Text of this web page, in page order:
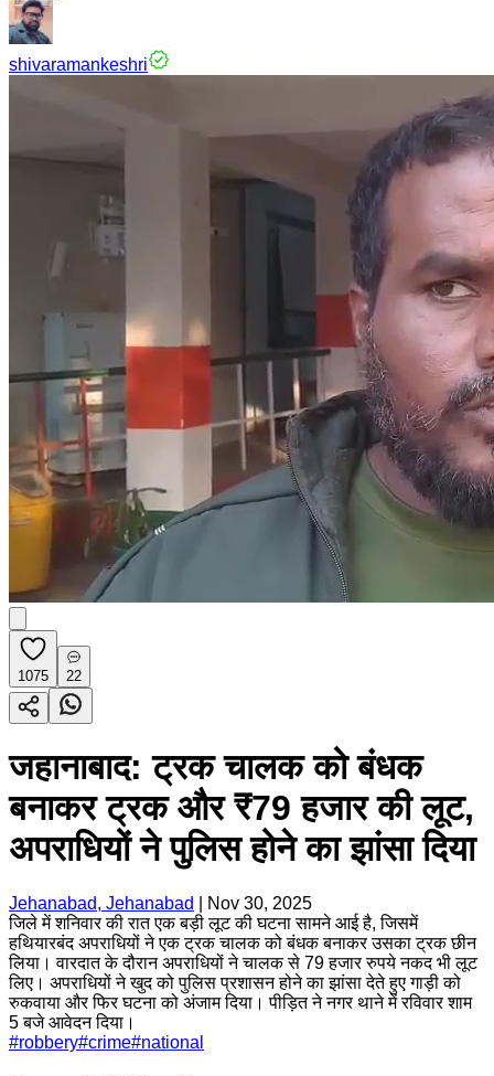
shivaramankeshri
1075 22
जहानाबाद: ट्रक चालक को बंधक
बनाकर ट्रक और ₹79 हजार की लूट,
अपराधियों ने पुलिस होने का झांसा दिया
Jehanabad, Jehanabad
Nov 30, 2025
जिले में शनिवार की रात एक बड़ी लूट की घटना सामने आई है, जिसमें
हथियारबंद अपराधियों ने एक ट्रक चालक को बंधक बनाकर उसका ट्रक छीन
लिया। वारदात के दौरान अपराधियों ने चालक से 79 हजार रुपये नकद भी लूट
लिए। अपराधियों ने खुद को पुलिस प्रशासन होने का झांसा देते हुए गाड़ी को
रुकवाया और फिर घटना को अंजाम दिया। पीड़ित ने नगर थाने में रविवार शाम
5 बजे आवेदन दिया।
#robbery#crime#national